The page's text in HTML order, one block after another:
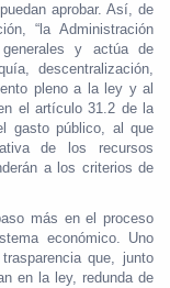
aprobar. Así, de
“la Administración
y actúa de
descentralización,
pleno a la ley y al
el artículo 31.2 de la
gasto público, al que
de los recursos
a los criterios de
más en el proceso
económico. Uno
que, junto
en la ley, redunda de